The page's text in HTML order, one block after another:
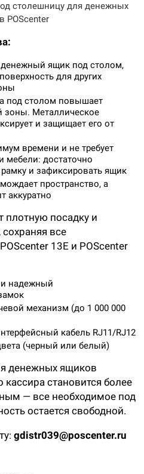
оборудования.
АДРЕСА МАГАЗИНОВ
ВАКАНСИИ
о нововведениях и
«POScenter».
info@poscenter.ru
денежный ящик под столом,
для других
под столом повышает
зоны. Металлическое
и защищает его от
времени и не требует
мебели: достаточно
и зафиксировать ящик
пространство, а
аккуратно
плотную посадку и
все
13E и POScenter
и надежный
механизм (до 1 000 000
кабель RJ11/RJ12
(черный или белый)
денежных ящиков
кассира становится более
— все необходимое под
остается свободной.
gdistr039@poscenter.ru